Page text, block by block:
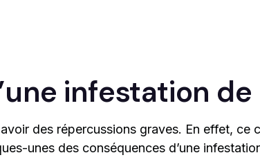
infestation
des répercussions graves. En effet,
unes des conséquences d’une